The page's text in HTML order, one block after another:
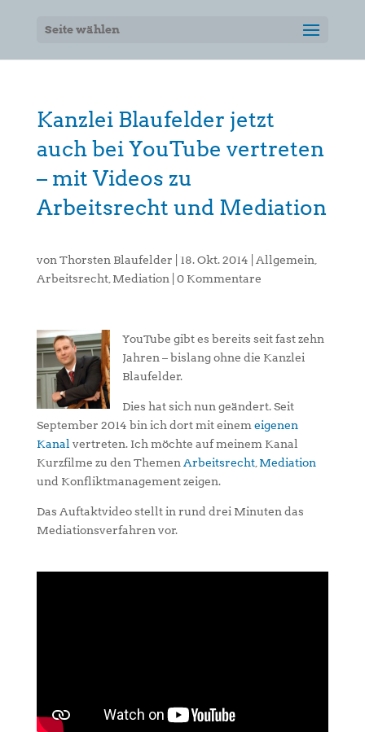
Seite wählen
Kanzlei Blaufelder jetzt
auch bei YouTube vertreten
– mit Videos zu
Arbeitsrecht und Mediation
von Thorsten Blaufelder 18. Okt. 2014 Allgemein
Arbeitsrecht, Mediation 0 Kommentare
YouTube gibt es bereits seit fast zehn
Jahren – bislang ohne die Kanzlei
Blaufelder.
Dies hat sich nun geändert. Seit
September 2014 bin ich dort mit einem eigenen
Kanal vertreten. Ich möchte auf meinem Kanal
Kurzfilme zu den Themen Arbeitsrecht, Mediation
und Konfliktmanagement zeigen.
Das Auftaktvideo stellt in rund drei Minuten das
Mediationsverfahren vor.